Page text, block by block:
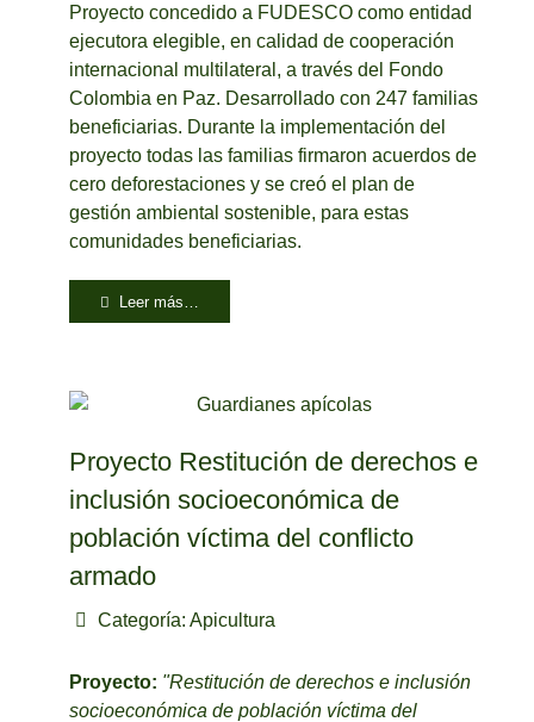
Proyecto concedido a FUDESCO como entidad
ejecutora elegible, en calidad de cooperación
internacional multilateral, a través del Fondo
Colombia en Paz. Desarrollado con 247 familias
beneficiarias. Durante la implementación del
proyecto todas las familias firmaron acuerdos de
cero deforestaciones y se creó el plan de
gestión ambiental sostenible, para estas
comunidades beneficiarias.
Leer más…
Proyecto Restitución de derechos e
inclusión socioeconómica de
población víctima del conflicto
armado
Categoría: Apicultura
Proyecto: "Restitución de derechos e inclusión
socioeconómica de población víctima del